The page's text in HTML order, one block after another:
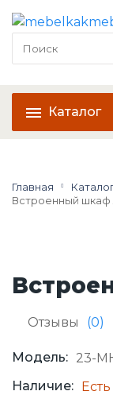
Каталог
Главная
Встроенный шкаф
Отзывы (0)
Модель: 23-
Наличие: